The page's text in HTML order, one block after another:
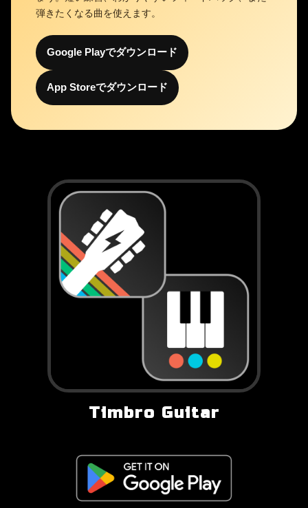
弾きたくなる曲を使えます。
Google Playでダウンロード
App Storeでダウンロード
Timbro Guitar